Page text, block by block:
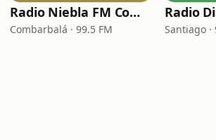
Radio Niebla FM Combarbalá
Combarbalá · 99.5 FM
Radio
Santiago ·